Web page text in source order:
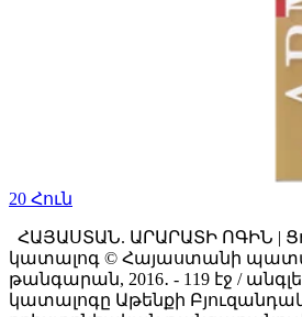
20 Հուն
ՀԱՅԱՍՏԱՆ. ԱՐԱՐԱՏԻ ՈԳԻՆ |
կատալոգ ©️ Հայաստանի
թանգարան, 2016․ - 119 էջ /
կատալոգը Աթենքի